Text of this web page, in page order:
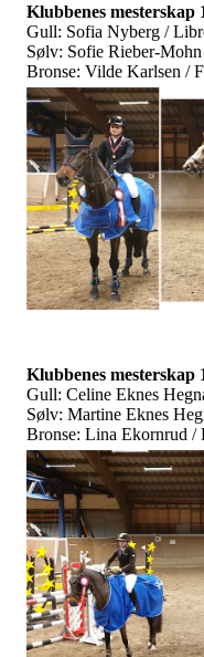
Klubbenes mesterskap
Gull: Sofia Nyberg /
Sølv: Sofie Rieber-
Bronse: Vilde Karlsen /
Klubbenes mesterskap
Gull: Celine Eknes
Sølv: Martine Eknes
Bronse: Lina Ekornrud